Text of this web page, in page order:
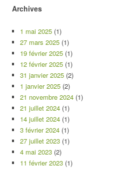
Archives
1 mai 2025 (1)
27 mars 2025 (1)
19 février 2025 (1)
12 février 2025 (1)
31 janvier 2025 (2)
1 janvier 2025 (2)
21 novembre 2024 (1)
21 juillet 2024 (1)
14 juillet 2024 (1)
3 février 2024 (1)
27 juillet 2023 (1)
4 mai 2023 (2)
11 février 2023 (1)